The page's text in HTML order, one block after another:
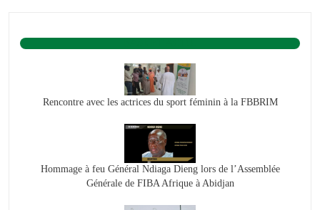
Rencontre avec les actrices du sport féminin à la FBBRIM
Hommage à feu Général Ndiaga Dieng lors de l’Assemblée
Générale de FIBA Afrique à Abidjan